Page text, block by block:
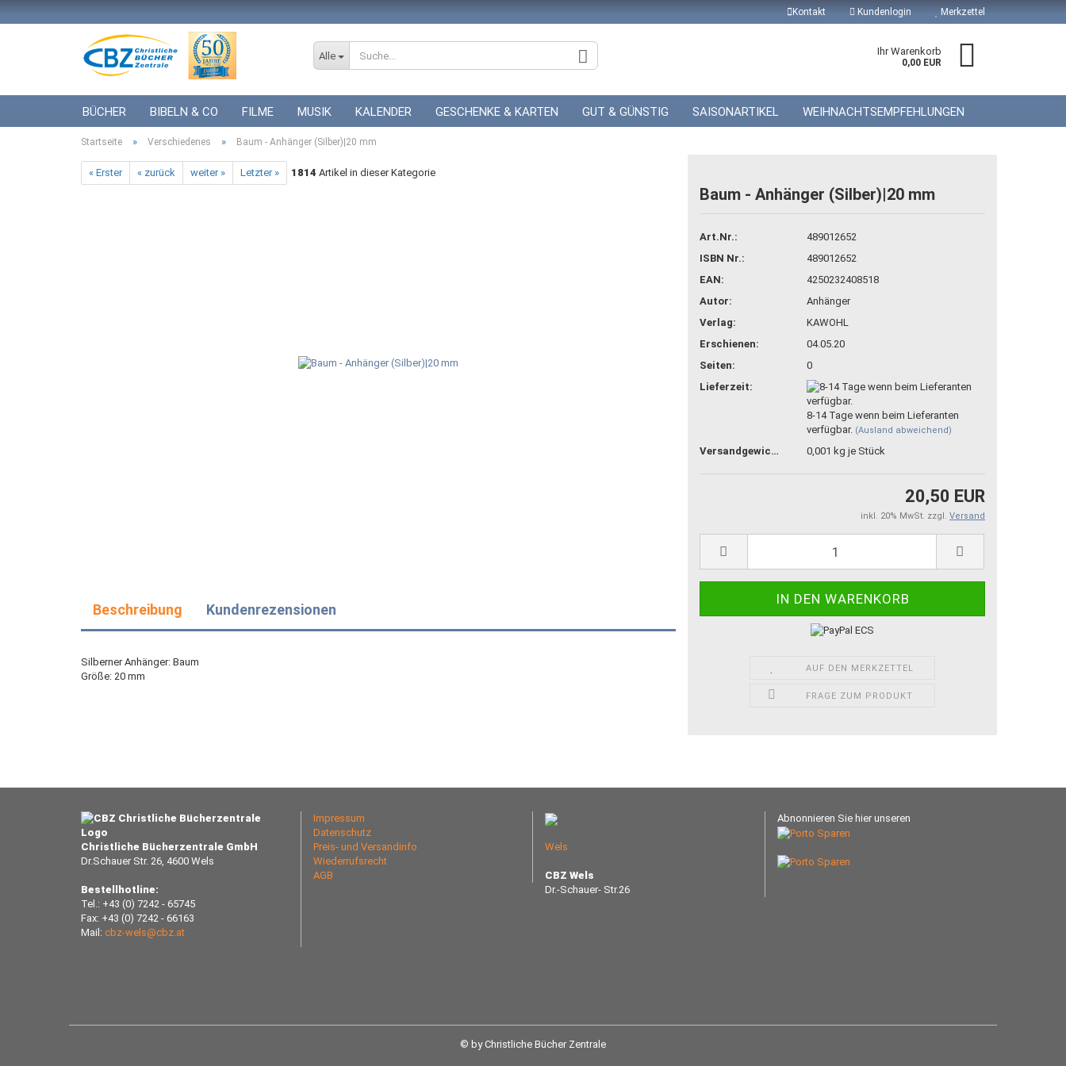
Kontakt Kundenlogin
Konto erstellen
Passwort vergessen?
Merkzettel
Alle Ihr Warenkorb
0,00 EUR
BÜCHER BIBELN & CO FILME MUSIK KALENDER GESCHENKE & KARTEN GUT & GÜNSTIG SAISONARTIKEL WEIHNACHTSEMPFEHLUNGEN
ICF BÜCHER VERSCHIEDENES GESCHENKE ZUR HOCHZEIT
Startseite » Verschiedenes » Baum - Anhänger (Silber)|20 mm
« Erster « zurück weiter » Letzter » 1814 Artikel in dieser Kategorie
Baum - Anhänger (Silber)|20 mm
Art.Nr.:
489012652
ISBN Nr.:
489012652
EAN:
4250232408518
Autor:
Anhänger
Verlag:
KAWOHL
Erschienen:
04.05.20
Seiten:
0
Lieferzeit:
8-14 Tage wenn beim Lieferanten
verfügbar. (Ausland abweichend)
Versandgewicht: 0,001 kg je Stück
20,50 EUR
inkl. 20% MwSt. zzgl. Versand
AUF DEN MERKZETTEL
FRAGE ZUM PRODUKT
Beschreibung Kundenrezensionen
Silberner Anhänger: Baum
Größe: 20 mm
Christliche Bücherzentrale GmbH
Dr.Schauer Str. 26, 4600 Wels
Bestellhotline:
Tel.: +43 (0) 7242 - 65745
Fax: +43 (0) 7242 - 66163
Mail: cbz-wels@cbz.at
Impressum
Datenschutz
Preis- und Versandinfo
Wiederrufsrecht
AGB
Wels
CBZ Wels
Dr.-Schauer- Str.26
Abnonnieren Sie hier unseren
© by Christliche Bücher Zentrale